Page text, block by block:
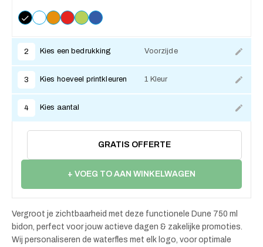
2 Kies een bedrukking Voorzijde
3 Kies hoeveel printkleuren 1 Kleur
4 Kies aantal
GRATIS OFFERTE
+ VOEG TO AAN WINKELWAGEN
Vergroot je zichtbaarheid met deze functionele Dune 750 ml
bidon, perfect voor jouw actieve dagen & zakelijke promoties.
Wij personaliseren de waterfles met elk logo, voor optimale